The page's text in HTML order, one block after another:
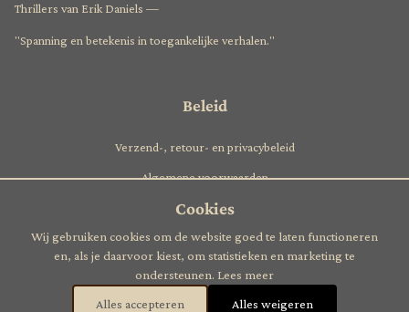
Thrillers van Erik Daniels —
"Spanning en betekenis in toegankelijke verhalen."
Beleid
Verzend-, retour- en privacybeleid
Algemene voorwaarden
Nieuwsbrief
Het laatste nieuws en interessante achtergronden? Boek 2?
Cookies
Wij gebruiken cookies om de website goed te laten functioneren
en, als je daarvoor kiest, om statistieken en marketing te
ondersteunen. Lees meer
Alles accepteren
Alles weigeren